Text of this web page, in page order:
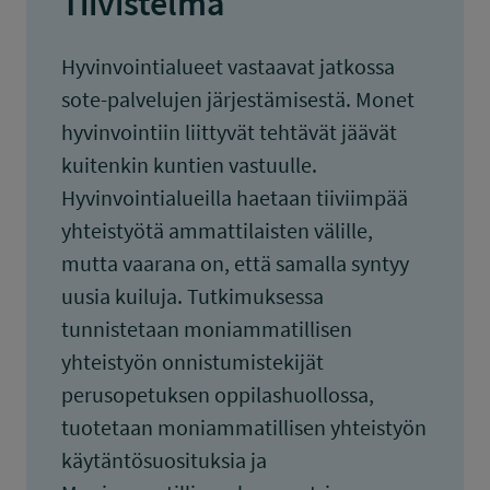
Hyvinvointialueet vastaavat jatkossa
sote-palvelujen järjestämisestä. Monet
hyvinvointiin liittyvät tehtävät jäävät
kuitenkin kuntien vastuulle.
Hyvinvointialueilla haetaan tiiviimpää
yhteistyötä ammattilaisten välille,
mutta vaarana on, että samalla syntyy
uusia kuiluja. Tutkimuksessa
tunnistetaan moniammatillisen
yhteistyön onnistumistekijät
perusopetuksen oppilashuollossa,
tuotetaan moniammatillisen yhteistyön
käytäntösuosituksia ja